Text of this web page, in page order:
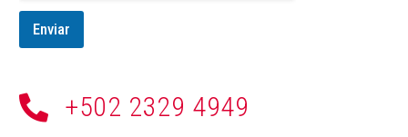
Enviar
+502 2329 4949